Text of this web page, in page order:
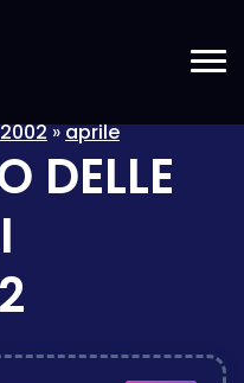
2002»aprile
DELLE